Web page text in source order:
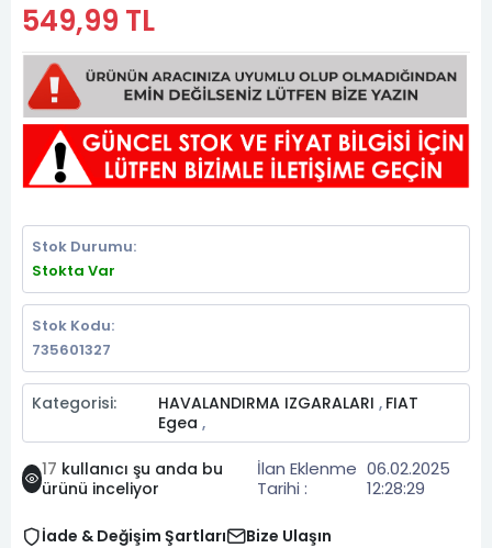
549,99 TL
Stok Durumu:
Stokta Var
Stok Kodu:
735601327
Kategorisi: HAVALANDIRMA IZGARALARI , FIAT
Egea ,
17 kullanıcı şu anda bu
ürünü inceliyor
İlan Eklenme
Tarihi :
06.02.2025
12:28:29
İade & Değişim Şartları Bize Ulaşın